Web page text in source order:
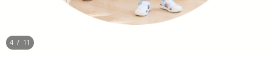
5 / 11